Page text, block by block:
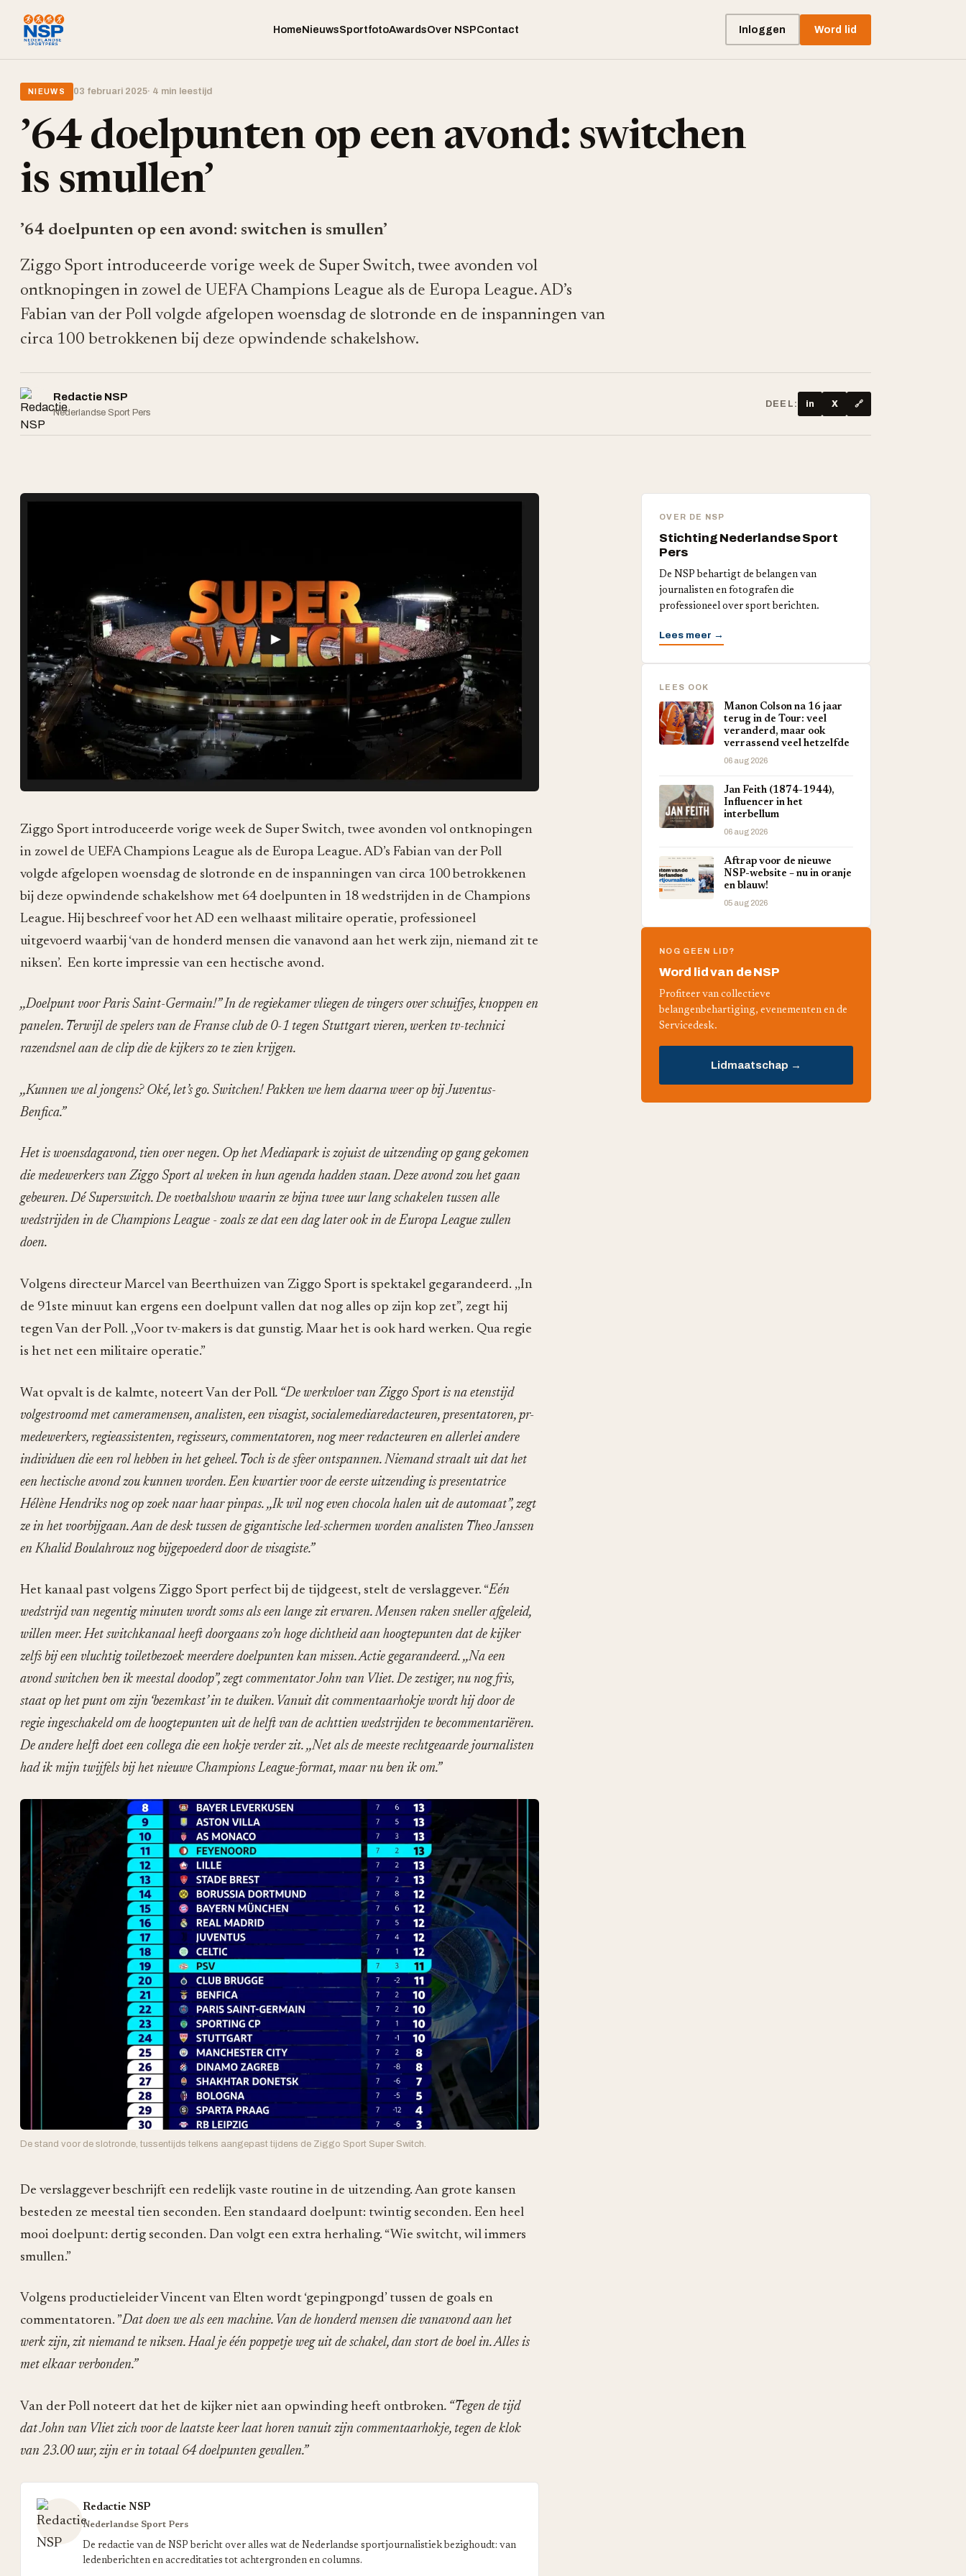
HomeNieuwsSportfotoAwardsOver NSPContact Inloggen Word lid
NIEUWS 03 februari 2025· 4 min leestijd
’64 doelpunten op een avond: switchen
is smullen’
’64 doelpunten op een avond: switchen is smullen’
Ziggo Sport introduceerde vorige week de Super Switch, twee avonden vol
ontknopingen in zowel de UEFA Champions League als de Europa League. AD’s
Fabian van der Poll volgde afgelopen woensdag de slotronde en de inspanningen van
circa 100 betrokkenen bij deze opwindende schakelshow.
Redactie NSP
Nederlandse Sport Pers
DEEL: in X 🔗
Ziggo Sport introduceerde vorige week de Super Switch, twee avonden vol ontknopingen
in zowel de UEFA Champions League als de Europa League. AD’s Fabian van der Poll
volgde afgelopen woensdag de slotronde en de inspanningen van circa 100 betrokkenen
bij deze opwindende schakelshow met 64 doelpunten in 18 wedstrijden in de Champions
League. Hij beschreef voor het AD een welhaast militaire operatie, professioneel
uitgevoerd waarbij ‘van de honderd mensen die vanavond aan het werk zijn, niemand zit te
niksen’. Een korte impressie van een hectische avond.
,,Doelpunt voor Paris Saint-Germain!” In de regiekamer vliegen de vingers over schuifjes, knoppen en
panelen. Terwijl de spelers van de Franse club de 0-1 tegen Stuttgart vieren, werken tv-technici
razendsnel aan de clip die de kijkers zo te zien krijgen.
,,Kunnen we al jongens? Oké, let’s go. Switchen! Pakken we hem daarna weer op bij Juventus-
Benfica.”
Het is woensdagavond, tien over negen. Op het Mediapark is zojuist de uitzending op gang gekomen
die medewerkers van Ziggo Sport al weken in hun agenda hadden staan. Deze avond zou het gaan
gebeuren. Dé Superswitch. De voetbalshow waarin ze bijna twee uur lang schakelen tussen alle
wedstrijden in de Champions League - zoals ze dat een dag later ook in de Europa League zullen
doen.
Volgens directeur Marcel van Beerthuizen van Ziggo Sport is spektakel gegarandeerd. ,,In
de 91ste minuut kan ergens een doelpunt vallen dat nog alles op zijn kop zet”, zegt hij
tegen Van der Poll. ,,Voor tv-makers is dat gunstig. Maar het is ook hard werken. Qua regie
is het net een militaire operatie.”
Wat opvalt is de kalmte, noteert Van der Poll. “De werkvloer van Ziggo Sport is na etenstijd
volgestroomd met cameramensen, analisten, een visagist, socialemediaredacteuren, presentatoren, pr-
medewerkers, regieassistenten, regisseurs, commentatoren, nog meer redacteuren en allerlei andere
individuen die een rol hebben in het geheel. Toch is de sfeer ontspannen. Niemand straalt uit dat het
een hectische avond zou kunnen worden. Een kwartier voor de eerste uitzending is presentatrice
Hélène Hendriks nog op zoek naar haar pinpas. ,,Ik wil nog even chocola halen uit de automaat”, zegt
ze in het voorbijgaan. Aan de desk tussen de gigantische led-schermen worden analisten Theo Janssen
en Khalid Boulahrouz nog bijgepoederd door de visagiste.”
Het kanaal past volgens Ziggo Sport perfect bij de tijdgeest, stelt de verslaggever. “Eén
wedstrijd van negentig minuten wordt soms als een lange zit ervaren. Mensen raken sneller afgeleid,
willen meer. Het switchkanaal heeft doorgaans zo’n hoge dichtheid aan hoogtepunten dat de kijker
zelfs bij een vluchtig toiletbezoek meerdere doelpunten kan missen. Actie gegarandeerd. ,,Na een
avond switchen ben ik meestal doodop”, zegt commentator John van Vliet. De zestiger, nu nog fris,
staat op het punt om zijn ‘bezemkast’ in te duiken. Vanuit dit commentaarhokje wordt hij door de
regie ingeschakeld om de hoogtepunten uit de helft van de achttien wedstrijden te becommentariëren.
De andere helft doet een collega die een hokje verder zit. ,,Net als de meeste rechtgeaarde journalisten
had ik mijn twijfels bij het nieuwe Champions League-format, maar nu ben ik om.”
De stand voor de slotronde, tussentijds telkens aangepast tijdens de Ziggo Sport Super Switch.
De verslaggever beschrijft een redelijk vaste routine in de uitzending. Aan grote kansen
besteden ze meestal tien seconden. Een standaard doelpunt: twintig seconden. Een heel
mooi doelpunt: dertig seconden. Dan volgt een extra herhaling. “Wie switcht, wil immers
smullen.”
Volgens productieleider Vincent van Elten wordt ‘gepingpongd’ tussen de goals en
commentatoren. ”Dat doen we als een machine. Van de honderd mensen die vanavond aan het
werk zijn, zit niemand te niksen. Haal je één poppetje weg uit de schakel, dan stort de boel in. Alles is
met elkaar verbonden.”
Van der Poll noteert dat het de kijker niet aan opwinding heeft ontbroken. “Tegen de tijd
dat John van Vliet zich voor de laatste keer laat horen vanuit zijn commentaarhokje, tegen de klok
van 23.00 uur, zijn er in totaal 64 doelpunten gevallen.”
Redactie NSP
Nederlandse Sport Pers
De redactie van de NSP bericht over alles wat de Nederlandse sportjournalistiek bezighoudt: van
ledenberichten en accreditaties tot achtergronden en columns.
OVER DE NSP
Stichting Nederlandse Sport
Pers
De NSP behartigt de belangen van
journalisten en fotografen die
professioneel over sport berichten.
Lees meer →
LEES OOK
Manon Colson na 16 jaar
terug in de Tour: veel
veranderd, maar ook
verrassend veel hetzelfde
06 aug 2026
Jan Feith (1874-1944),
Influencer in het
interbellum
06 aug 2026
Aftrap voor de nieuwe
NSP-website – nu in oranje
en blauw!
05 aug 2026
NOG GEEN LID?
Word lid van de NSP
Profiteer van collectieve
belangenbehartiging, evenementen en de
Servicedesk.
Lidmaatschap →